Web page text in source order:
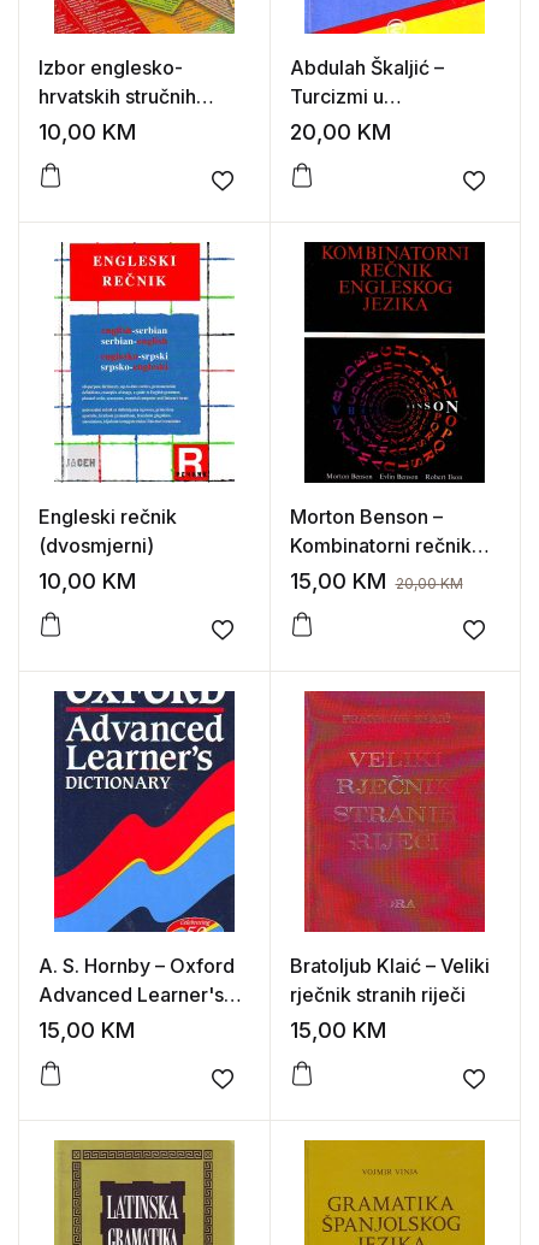
Izbor englesko-
hrvatskih stručnih
naziva: knjižničarstvo i
10,00 KM
Add to wishlist
Abdulah Škaljić –
Turcizmi u
srpskohrvatskom
20,00 KM
Add
Engleski rečnik
(dvosmjerni)
10,00 KM
Add to wishlist
Morton Benson –
Kombinatorni rečnik
engleskog jezika
15,00 KM 20,00KM
Add
A. S. Hornby – Oxford
Advanced Learner's
Dictionary
15,00 KM
Add to wishlist
Bratoljub Klaić – Veliki
rječnik stranih riječi
15,00 KM
Add